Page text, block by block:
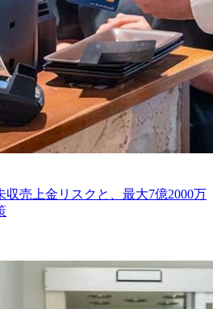
収売上金リスクと、最大7億2000万